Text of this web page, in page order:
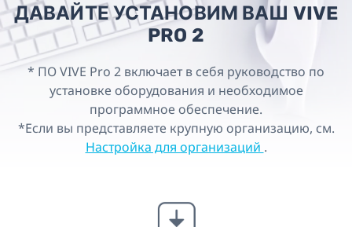
|
VIVE
Россия
ДАВАЙТЕ УСТАНОВИМ ВАШ VIVE
PRO 2
* ПО VIVE Pro 2 включает в себя руководство по
установке оборудования и необходимое
программное обеспечение.
*Если вы представляете крупную организацию, см.
Настройка для организаций .